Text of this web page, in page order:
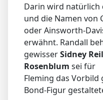
Darin wird natürlich
und die Namen von
oder Ainsworth-
erwähnt. Randall
gewisserSidney
Rosenblum sei für
Fleming das Vorbild
Bond-Figur